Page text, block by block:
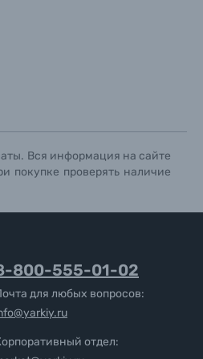
Вся информация на сайте
покупке проверять наличие
800-555-01-02
для любых вопросов:
отдел: